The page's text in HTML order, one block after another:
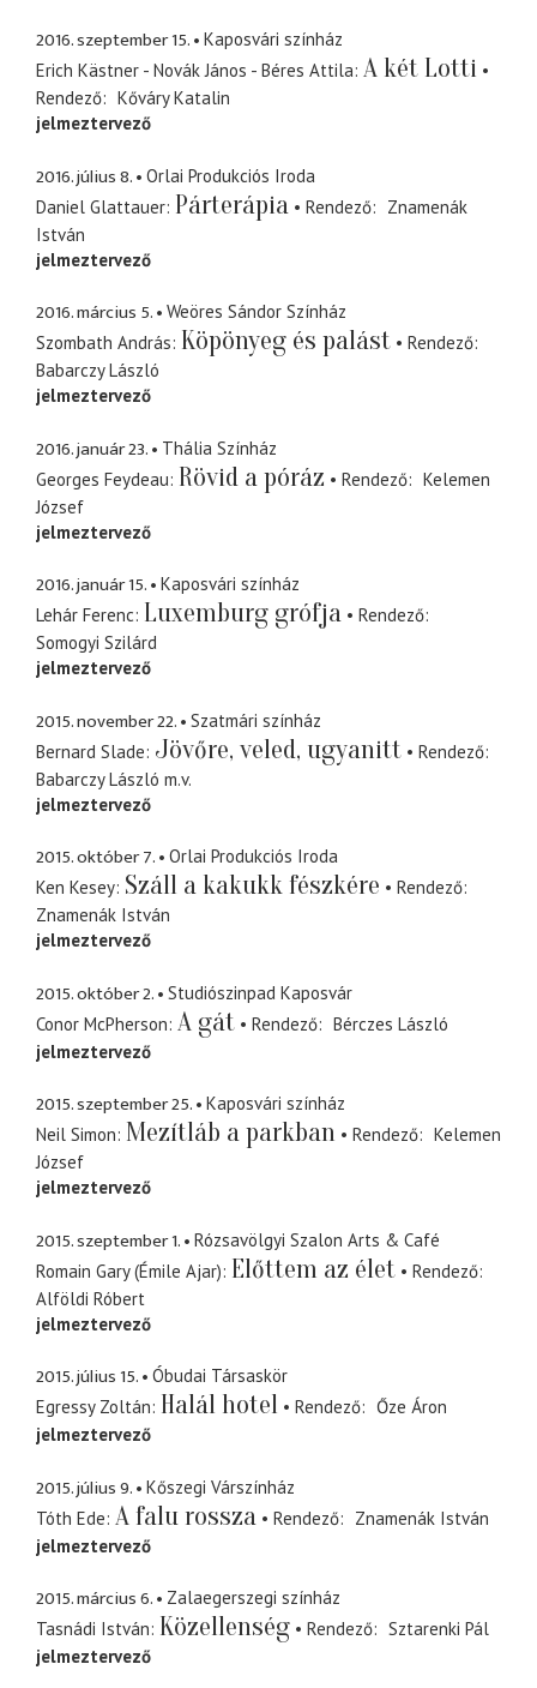
2016. szeptember 15.
Kaposvári színház
Erich Kästner - Novák János - Béres Attila A két Lotti
Rendező
Kőváry Katalin
jelmeztervező
2016. július 8.
Orlai Produkciós Iroda
Daniel Glattauer Párterápia Rendező
Znamenák
István
jelmeztervező
2016. március 5.
Weöres Sándor Színház
Szombath András Köpönyeg és palást
Rendező
Babarczy László
jelmeztervező
2016. január 23.
Thália Színház
Georges Feydeau Rövid a póráz Rendező
Kelemen
József
jelmeztervező
2016. január 15.
Kaposvári színház
Lehár Ferenc Luxemburg grófja
Rendező
Somogyi Szilárd
jelmeztervező
2015. november 22.
Szatmári színház
Bernard Slade Jövőre, veled, ugyanitt
Rendező
Babarczy László m.v.
jelmeztervező
2015. október 7.
Orlai Produkciós Iroda
Ken Kesey Száll a kakukk fészkére
Rendező
Znamenák István
jelmeztervező
2015. október 2.
Studiószinpad Kaposvár
Conor McPherson A gát Rendező
Bérczes László
jelmeztervező
2015. szeptember 25.
Kaposvári színház
Neil Simon Mezítláb a parkban Rendező
Kelemen
József
jelmeztervező
2015. szeptember 1.
Rózsavölgyi Szalon Arts & Café
Romain Gary (Émile Ajar) Előttem az élet
Rendező
Alföldi Róbert
jelmeztervező
2015. július 15.
Óbudai Társaskör
Egressy Zoltán Halál hotel Rendező
Őze Áron
jelmeztervező
2015. július 9.
Kőszegi Várszínház
Tóth Ede A falu rossza Rendező
Znamenák István
jelmeztervező
2015. március 6.
Zalaegerszegi színház
Tasnádi István Közellenség Rendező
Sztarenki Pál
jelmeztervező